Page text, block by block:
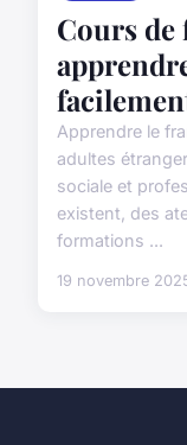
Cours de
Apprendre le
adultes
sociale et
existent, des
formations ...
19 novembre